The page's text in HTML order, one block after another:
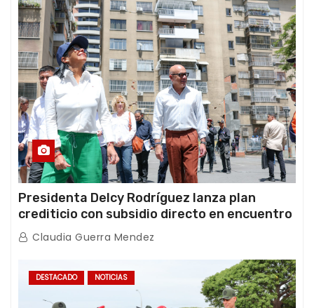
Presidenta Delcy Rodríguez lanza plan
crediticio con subsidio directo en encuentro
con Juntas de Condominio
Claudia Guerra Mendez
DESTACADO NOTICIAS